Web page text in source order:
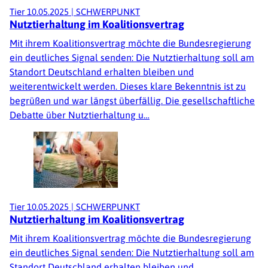
Tier 10.05.2025 | SCHWERPUNKT
Nutztierhaltung im Koalitionsvertrag
Mit ihrem Koalitionsvertrag möchte die Bundesregierung
ein deutliches Signal senden: Die Nutztierhaltung soll am
Standort Deutschland erhalten bleiben und
weiterentwickelt werden. Dieses klare Bekenntnis ist zu
begrüßen und war längst überfällig. Die gesellschaftliche
Debatte über Nutztierhaltung u…
Tier 10.05.2025 | SCHWERPUNKT
Nutztierhaltung im Koalitionsvertrag
Mit ihrem Koalitionsvertrag möchte die Bundesregierung
ein deutliches Signal senden: Die Nutztierhaltung soll am